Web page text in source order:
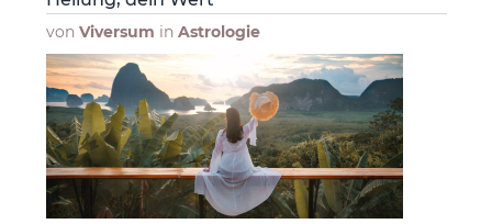
von Viversum in Astrologie